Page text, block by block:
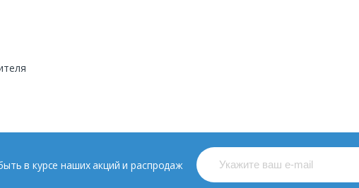
в курсе наших акций и распродаж